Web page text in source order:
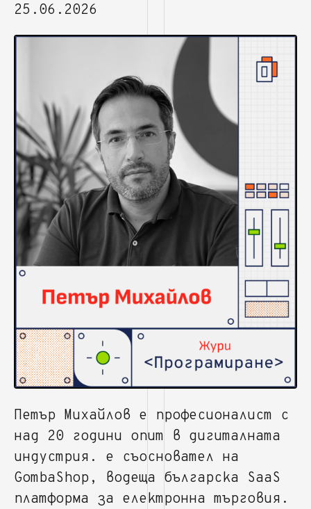
25.06.2026
Петър Михайлов е професионалист с
над 20 години опит в дигиталната
индустрия. е съосновател на
GombaShop, водеща българска SaaS
платформа за електронна търговия.